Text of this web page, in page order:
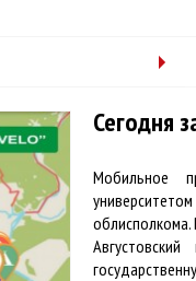
Сегодня
Мобильное
облисполкома.